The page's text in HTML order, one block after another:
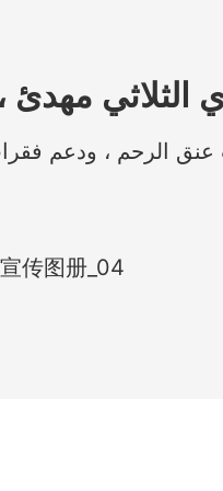
عنق الرحم ، ودعم